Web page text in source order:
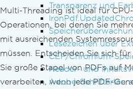
Transparenz und
Lesezeichen über
CEF/Chromium-
Header- und
Adobe-Schriftarten
Multi-Threading ist ideal für
Operationen, bei denen Sie
mit ausreichenden
müssen. Entscheiden Sie sich
Sie große Stapel von PDFs auf
verarbeiten, wenn jede PDF-